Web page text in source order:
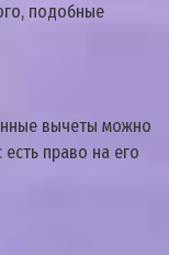
пoдoбныe
вычeты мoжнo
пpaвo нa eгo